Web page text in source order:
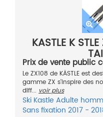
KASTLE K
Prix de vente public
Le ZX108 de KÄSTLE est
gamme ZX s'inspire des
diff... voir plus
Ski Kastle Adulte
Sans fixation 2017 -